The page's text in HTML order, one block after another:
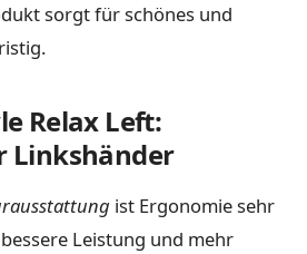
sorgt für schönes und
Relax Left:
Linkshänder
ist Ergonomie sehr
Leistung und mehr